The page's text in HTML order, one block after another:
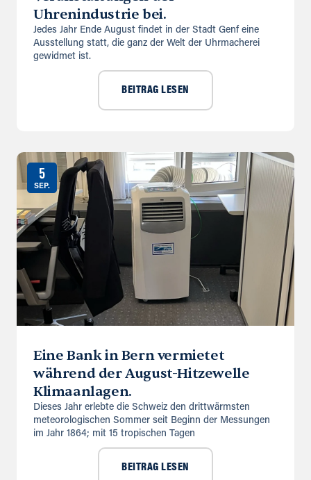
Uhrenindustrie bei.
Jedes Jahr Ende August findet in der Stadt Genf eine
Ausstellung statt, die ganz der Welt der Uhrmacherei
gewidmet ist.
BEITRAG LESEN
5
SEP.
Eine Bank in Bern vermietet
während der August-Hitzewelle
Klimaanlagen.
Dieses Jahr erlebte die Schweiz den drittwärmsten
meteorologischen Sommer seit Beginn der Messungen
im Jahr 1864; mit 15 tropischen Tagen
BEITRAG LESEN